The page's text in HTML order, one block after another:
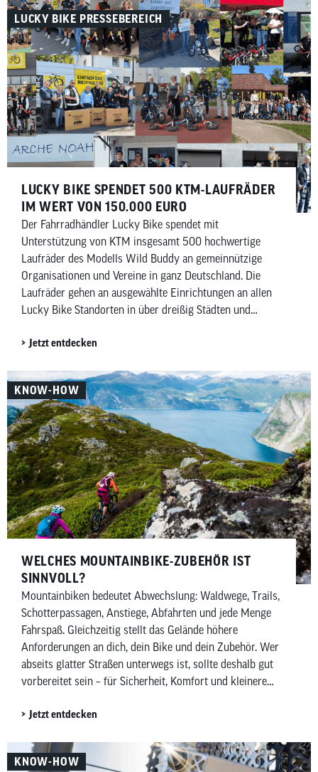
LUCKY BIKE PRESSEBEREICH
LUCKY BIKE SPENDET 500 KTM-LAUFRÄDER
IM WERT VON 150.000 EURO
Der Fahrradhändler Lucky Bike spendet mit
Unterstützung von KTM insgesamt 500 hochwertige
Laufräder des Modells Wild Buddy an gemeinnützige
Organisationen und Vereine in ganz Deutschland. Die
Laufräder gehen an ausgewählte Einrichtungen an allen
Lucky Bike Standorten in über dreißig Städten und
Darin enthalten sind auch hundert Laufräder für das
Neuer Kids Foundation.
Jetzt entdecken
KNOW-HOW
WELCHES MOUNTAINBIKE-ZUBEHÖR IST
SINNVOLL?
Mountainbiken bedeutet Abwechslung: Waldwege, Trails,
Schotterpassagen, Anstiege, Abfahrten und jede Menge
Fahrspaß. Gleichzeitig stellt das Gelände höhere
Anforderungen an dich, dein Bike und dein Zubehör. Wer
abseits glatter Straßen unterwegs ist, sollte deshalb gut
vorbereitet sein – für Sicherheit, Komfort und kleinere
welches Mountainbike-Zubehör wirklich sinnvoll ist –
Bike sowie Wartung und Pflege.
Jetzt entdecken
KNOW-HOW